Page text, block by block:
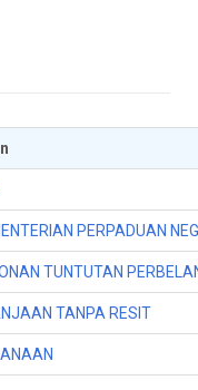
PERPADUAN
TUNTUTAN
TANPA RESIT